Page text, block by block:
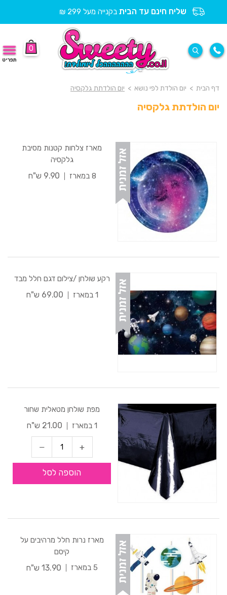
שליח חינם עד הבית בקנייה מעל 299 ₪
0
תפריט
דף הבית > יום הולדת לפי נושא > יום הולדתת גלקסיה
יום הולדתת גלקסיה
מארז צלחות קטנות מסיבת
גלקסיה
8 במארז
9.90 ש"ח
רקע שולחן /צילום דגם חלל מבד
1 במארז
69.00 ש"ח
מפת שולחן מטאלית שחור
1 במארז
21.00 ש"ח
הוספה לסל
מארז נרות חלל מרהיבים על
קיסם
5 במארז
13.90 ש"ח